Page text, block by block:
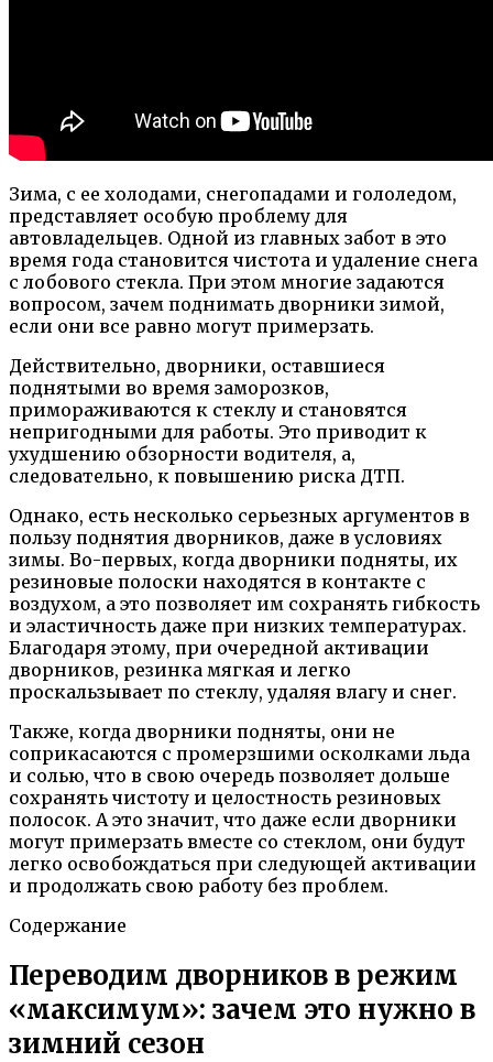
Зима, с ее холодами, снегопадами и гололедом,
представляет особую проблему для
автовладельцев. Одной из главных забот в это
время года становится чистота и удаление снега
с лобового стекла. При этом многие задаются
вопросом, зачем поднимать дворники зимой,
если они все равно могут примерзать.
Действительно, дворники, оставшиеся
поднятыми во время заморозков,
примораживаются к стеклу и становятся
непригодными для работы. Это приводит к
ухудшению обзорности водителя, а,
следовательно, к повышению риска ДТП.
Однако, есть несколько серьезных аргументов в
пользу поднятия дворников, даже в условиях
зимы. Во-первых, когда дворники подняты, их
резиновые полоски находятся в контакте с
воздухом, а это позволяет им сохранять гибкость
и эластичность даже при низких температурах.
Благодаря этому, при очередной активации
дворников, резинка мягкая и легко
проскальзывает по стеклу, удаляя влагу и снег.
Также, когда дворники подняты, они не
соприкасаются с промерзшими осколками льда
и солью, что в свою очередь позволяет дольше
сохранять чистоту и целостность резиновых
полосок. А это значит, что даже если дворники
могут примерзать вместе со стеклом, они будут
легко освобождаться при следующей активации
и продолжать свою работу без проблем.
Содержание
Переводим дворников в режим
«максимум»: зачем это нужно в
зимний сезон